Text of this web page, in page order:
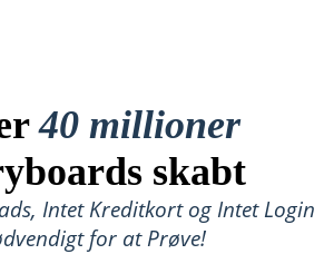
40 millioner
skabt
Intet Kreditkort og Intet Login
for at Prøve!